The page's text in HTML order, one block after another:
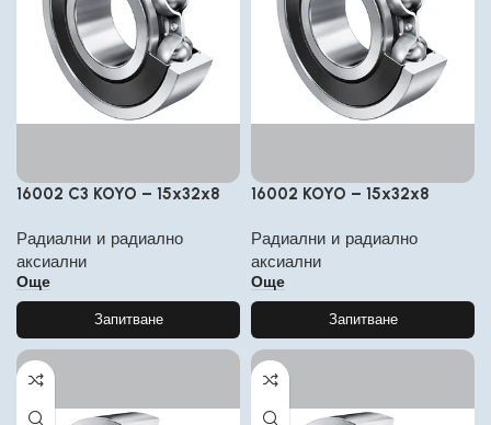
16002 C3 KOYO – 15x32x8
Радиални и радиално
аксиални
Още
Запитване
16002 KOYO – 15x32x8
Радиални и радиално
аксиални
Още
Запитване